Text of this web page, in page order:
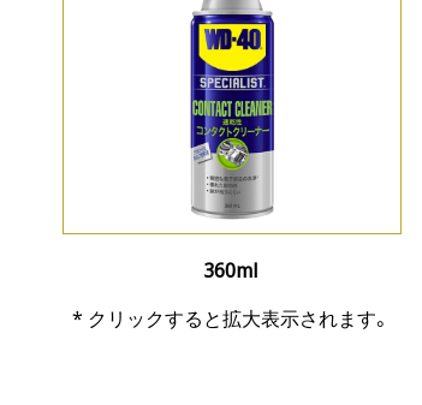
360ml
* クリックすると拡大表示されます。